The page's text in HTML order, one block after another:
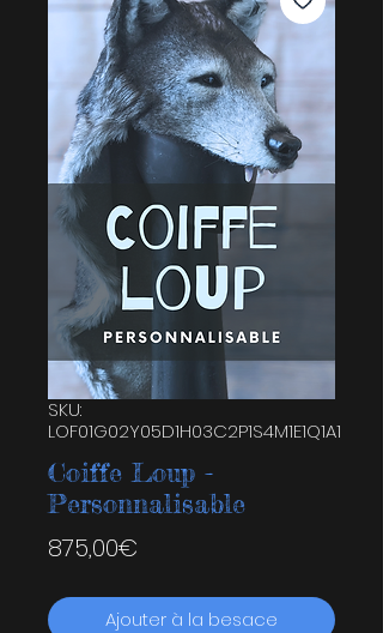
SKU:
LOF01G02Y05D1H03C2P1S4M1E1Q1A1
Coiffe Loup -
Personnalisable
875,00€
Ajouter à la besace